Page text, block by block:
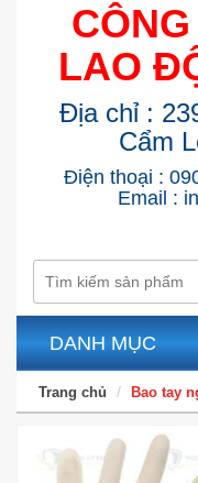
LAO
Địa chỉ :
Cẩm
Điện thoại :
Email :
DANH MỤC
Trang chủ Bao tay